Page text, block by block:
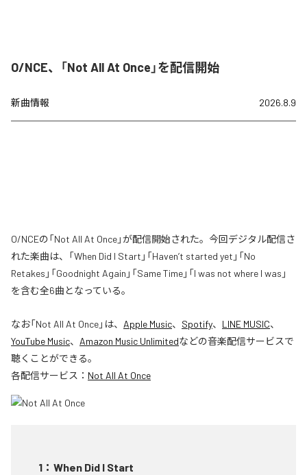
O/NCE、「Not All At Once」を配信開始
新曲情報 2026.8.9
O/NCEの「Not All At Once」が配信開始された。今回デジタル配信さ
れた楽曲は、「When Did I Start」「Haven’t started yet」「No
Retakes」「Goodnight Again」「Same Time」「I was not where I was」
を含む全6曲となっている。
なお「Not All At Once」は、 Apple Music、 Spotify、 LINE MUSIC、
YouTube Music、 Amazon Music Unlimitedなどの音楽配信サービスで
聴くことができる。
各配信サービス： Not All At Once
1 ： When Did I Start